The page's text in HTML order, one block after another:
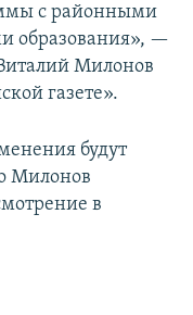
с районными
образования», —
Милонов
газете».
будут
Милонов
в